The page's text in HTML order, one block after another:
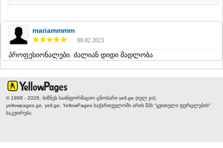
ᲑᲐᲙᲣᲠᲘᲐᲜᲘ
ᲥᲕᲔᲛᲝ ᲥᲐᲠᲗᲚᲘ
ᲑᲝᲚᲜᲘᲡᲘ
ᲒᲐᲠᲓᲐᲑᲐᲜᲘ
ᲓᲛᲐᲜᲘᲡᲘ
ᲠᲣᲡᲗᲐᲕᲘ
ᲬᲐᲚᲙᲐ
ᲨᲘᲓᲐ ᲥᲐᲠᲗᲚᲘ
ᲒᲝᲠᲘ
mariammmm
08.02.2023
პროფესიონალები. ძალიან დიდი მადლობა
© 1999 - 2026; ბიზნეს საინფორმაციო ცნობარი yell.ge (იელ.ჯი),
yellowpages.ge, yell.ge, YellowPages საქართველოში არის შპს "ყვითელი ფურცლების"
საკუთრება